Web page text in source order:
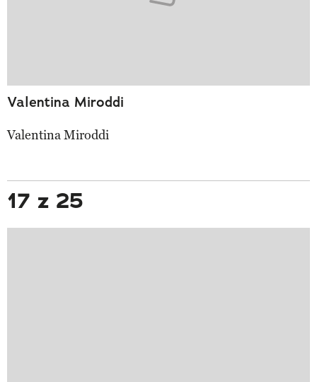
Valentina Miroddi
Valentina Miroddi
17 z 25